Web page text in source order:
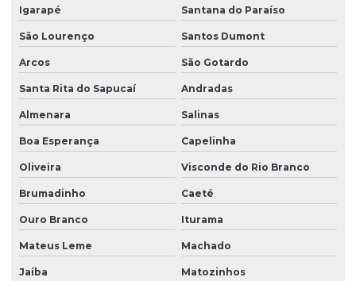
Igarapé Santana do Paraíso
São Lourenço Santos Dumont
Arcos São Gotardo
Santa Rita do Sapucaí Andradas
Almenara Salinas
Boa Esperança Capelinha
Oliveira Visconde do Rio Branco
Brumadinho Caeté
Ouro Branco Iturama
Mateus Leme Machado
Jaíba Matozinhos